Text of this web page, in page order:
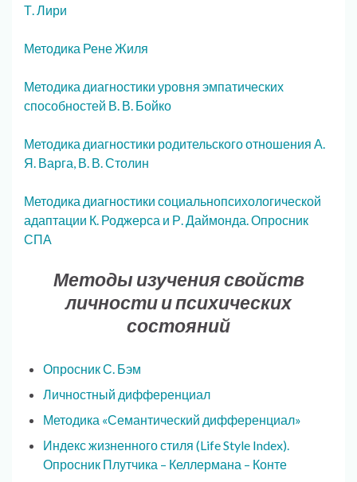
Т. Лири
Методика Рене Жиля
Методика диагностики уровня эмпатических
способностей В. В. Бойко
Методика диагностики родительского отношения А.
Я. Варга, В. В. Столин
Методика диагностики социальнопсихологической
адаптации К. Роджерса и Р. Даймонда. Опросник
СПА
Методы изучения свойств
личности и психических
состояний
Опросник С. Бэм
Личностный дифференциал
Методика «Семантический дифференциал»
Индекс жизненного стиля (Life Style Index).
Опросник Плутчика – Келлермана – Конте